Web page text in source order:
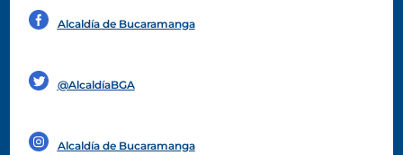
Alcaldía de Bucaramanga
@AlcaldíaBGA
Alcaldía de Bucaramanga